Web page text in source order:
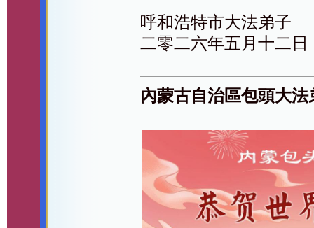
呼和浩特市大法弟子
二零二六年五月十二日
內蒙古自治區包頭大